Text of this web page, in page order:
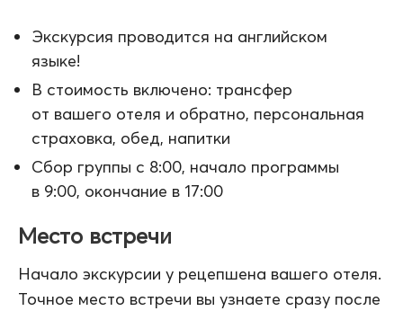
Экскурсия проводится на английском
языке!
В стоимость включено: трансфер
от вашего отеля и обратно, персональная
страховка, обед, напитки
Сбор группы с 8:00, начало программы
в 9:00, окончание в 17:00
Место встречи
Начало экскурсии у рецепшена вашего отеля.
Точное место встречи вы узнаете сразу после